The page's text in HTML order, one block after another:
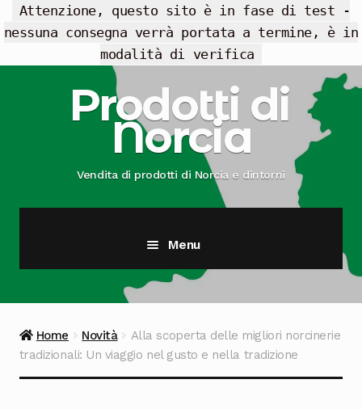
Attenzione, questo sito è in fase di test -
nessuna consegna verrà portata a termine, è in
modalità di verifica
navigazione
contenutoProdotti di
Norcia
Vendita di prodotti di Norcia e dintorni
Menu
Salumi
Home Novità
Alla scoperta delle migliori norcinerie
tradizionali: Un viaggio nel gusto e nella tradizione